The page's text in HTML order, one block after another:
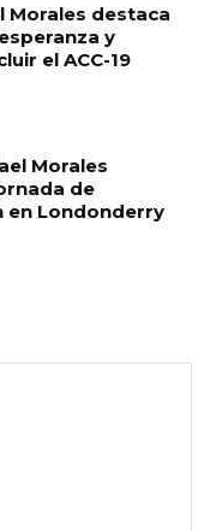
Morales destaca
y
el ACC-19
Morales
de
en Londonderry